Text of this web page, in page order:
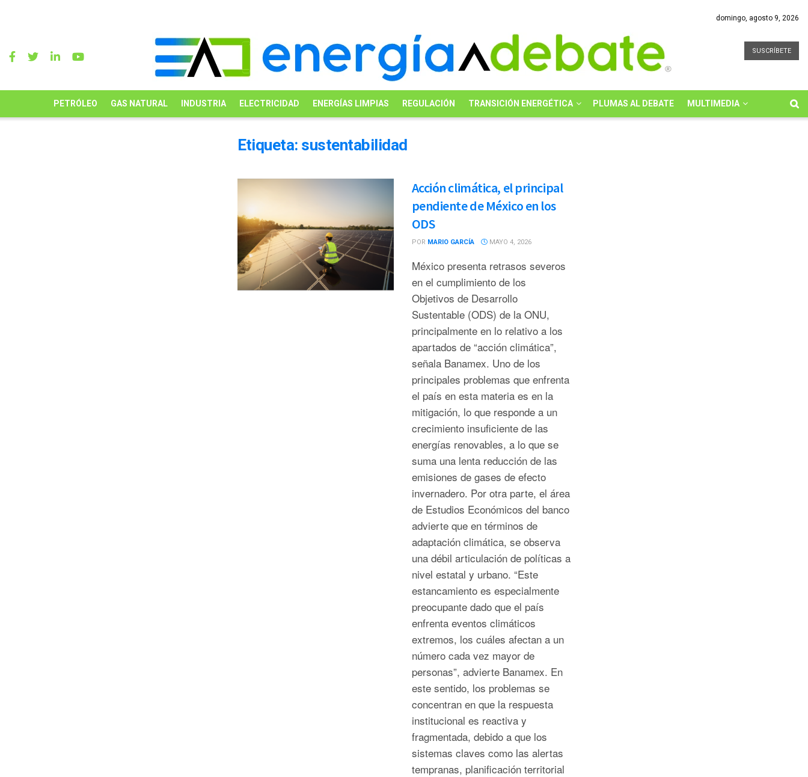
domingo, agosto 9, 2026
SUSCRÍBETE
PETRÓLEO GAS NATURAL INDUSTRIA ELECTRICIDAD ENERGÍAS LIMPIAS REGULACIÓN TRANSICIÓN ENERGÉTICA PLUMAS AL DEBATE MULTIMEDIA
Etiqueta: sustentabilidad
Acción climática, el principal
pendiente de México en los
ODS
POR MARIO GARCÍA MAYO 4, 2026
México presenta retrasos severos
en el cumplimiento de los
Objetivos de Desarrollo
Sustentable (ODS) de la ONU,
principalmente en lo relativo a los
apartados de “acción climática”,
señala Banamex. Uno de los
principales problemas que enfrenta
el país en esta materia es en la
mitigación, lo que responde a un
crecimiento insuficiente de las
energías renovables, a lo que se
suma una lenta reducción de las
emisiones de gases de efecto
invernadero. Por otra parte, el área
de Estudios Económicos del banco
advierte que en términos de
adaptación climática, se observa
una débil articulación de políticas a
nivel estatal y urbano. “Este
estancamiento es especialmente
preocupante dado que el país
enfrenta eventos climáticos
extremos, los cuáles afectan a un
número cada vez mayor de
personas”, advierte Banamex. En
este sentido, los problemas se
concentran en que la respuesta
institucional es reactiva y
fragmentada, debido a que los
sistemas claves como las alertas
tempranas, planificación territorial